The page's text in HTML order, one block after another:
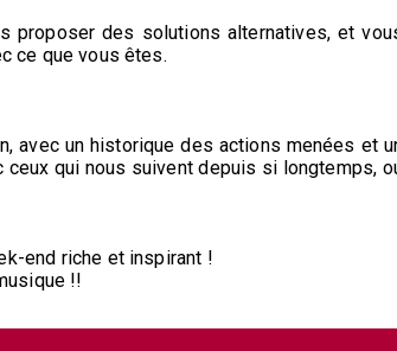
proposer des solutions alternatives, et
ce que vous êtes.
avec un historique des actions menées et
qui nous suivent depuis si longtemps,
end riche et inspirant !
!!